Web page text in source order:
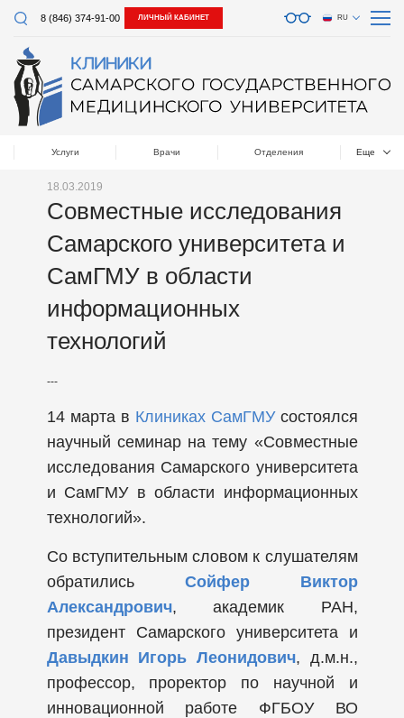
8 (846) 374-91-00 ЛИЧНЫЙ КАБИНЕТ RU
Услуги Врачи Отделения Еще
18.03.2019
Совместные исследования
Самарского университета и
СамГМУ в области
информационных
технологий
---
14 марта в Клиниках СамГМУсостоялся
научный семинар на тему «Совместные
исследования Самарского университета
и СамГМУ в области информационных
технологий».
Со вступительным словом к слушателям
обратились Сойфер Виктор
Александрович, академик РАН,
президент Самарского университета и
Давыдкин Игорь Леонидович, д.м.н.,
профессор, проректор по научной и
инновационной работе ФГБОУ ВО